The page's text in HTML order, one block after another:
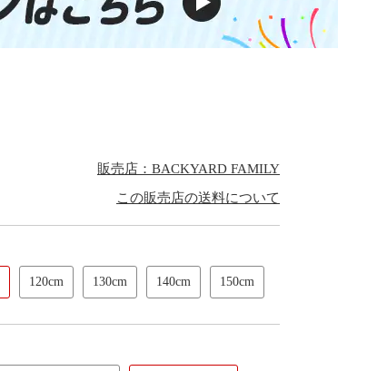
販売店：BACKYARD FAMILY
この販売店の送料について
120cm 130cm 140cm 150cm